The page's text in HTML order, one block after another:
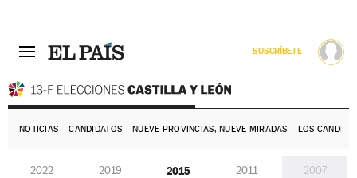
SUSCRÍBETE
NOTICIAS CANDIDATOS NUEVE PROVINCIAS, NUEVE MIRADAS LOS
2022 2019 2015 2011 2007